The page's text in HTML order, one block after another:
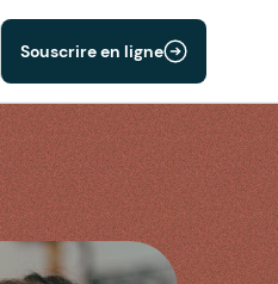
Souscrire en ligne